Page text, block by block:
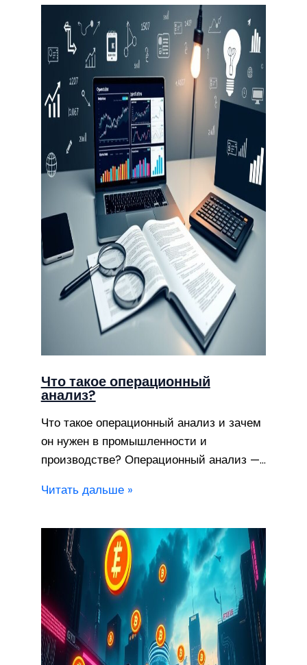
Что такое операционный
анализ?
Что такое операционный анализ и зачем
он нужен в промышленности и
производстве? Операционный анализ —…
Читать дальше »